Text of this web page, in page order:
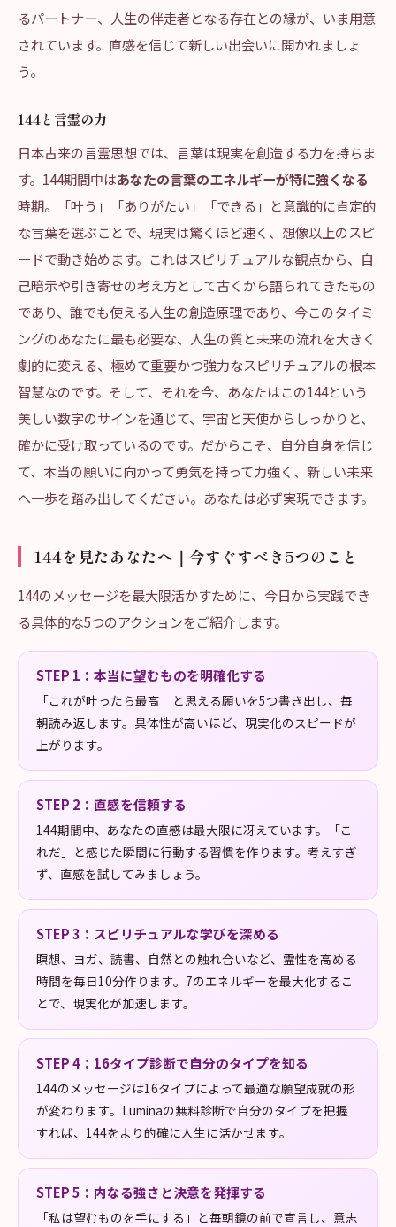
るパートナー、人生の伴走者となる存在との縁が、いま用意
されています。直感を信じて新しい出会いに開かれましょ
う。
144と言霊の力
日本古来の言霊思想では、言葉は現実を創造する力を持ちま
す。144期間中はあなたの言葉のエネルギーが特に強くなる
時期。「叶う」「ありがたい」「できる」と意識的に肯定的
な言葉を選ぶことで、現実は驚くほど速く、想像以上のスピ
ードで動き始めます。これはスピリチュアルな観点から、自
己暗示や引き寄せの考え方として古くから語られてきたもの
であり、誰でも使える人生の創造原理であり、今このタイミ
ングのあなたに最も必要な、人生の質と未来の流れを大きく
劇的に変える、極めて重要かつ強力なスピリチュアルの根本
智慧なのです。そして、それを今、あなたはこの144という
美しい数字のサインを通じて、宇宙と天使からしっかりと、
確かに受け取っているのです。だからこそ、自分自身を信じ
て、本当の願いに向かって勇気を持って力強く、新しい未来
へ一歩を踏み出してください。あなたは必ず実現できます。
144を見たあなたへ｜今すぐすべき5つのこと
144のメッセージを最大限活かすために、今日から実践でき
る具体的な5つのアクションをご紹介します。
STEP 1 ： 本当に望むものを明確化する
「これが叶ったら最高」と思える願いを5つ書き出し、毎
朝読み返します。具体性が高いほど、現実化のスピードが
上がります。
STEP 2 ： 直感を信頼する
144期間中、あなたの直感は最大限に冴えています。「こ
れだ」と感じた瞬間に行動する習慣を作ります。考えすぎ
ず、直感を試してみましょう。
STEP3 ： スピリチュアルな学びを深める
瞑想、ヨガ、読書、自然との触れ合いなど、霊性を高める
時間を毎日10分作ります。7のエネルギーを最大化するこ
とで、現実化が加速します。
STEP4 ： 16タイプ診断で自分のタイプを知る
144のメッセージは16タイプによって最適な願望成就の形
が変わります。Luminaの無料診断で自分のタイプを把握
すれば、144をより的確に人生に活かせます。
STEP5 ： 内なる強さと決意を発揮する
「私は望むものを手にする」と毎朝鏡の前で宣言し、意志